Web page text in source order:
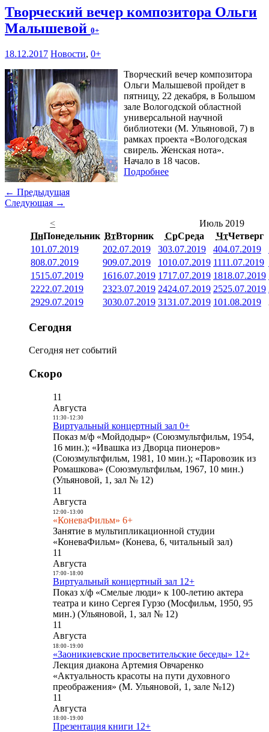
Творческий вечер композитора Ольги
Малышевой 0+
18.12.2017 Новости, 0+
Творческий вечер композитора
Ольги Малышевой пройдет в
пятницу, 22 декабря, в Большом
зале Вологодской областной
универсальной научной
библиотеки (М. Ульяновой, 7) в
рамках проекта «Вологодская
свирель. Женская нота».
Начало в 18 часов.
Подробнее
← Предыдущая
Следующая →
<
Июль 2019
ПнПонедельник ВтВторник СрСреда ЧтЧетверг
101.07.2019 202.07.2019 303.07.2019 404.07.2019
808.07.2019 909.07.2019 1010.07.2019 1111.07.2019
1515.07.2019 1616.07.2019 1717.07.2019 1818.07.2019
2222.07.2019 2323.07.2019 2424.07.2019 2525.07.2019
2929.07.2019 3030.07.2019 3131.07.2019 101.08.2019
Сегодня
Сегодня нет событий
Скоро
11
Августа
11:30- 12:30
Виртуальный концертный зал 0+
Показ м/ф «Мойдодыр» (Союзмультфильм, 1954,
16 мин.); «Ивашка из Дворца пионеров»
(Союзмультфильм, 1981, 10 мин.); «Паровозик из
Ромашкова» (Союзмультфильм, 1967, 10 мин.)
(Ульяновой, 1, зал № 12)
11
Августа
12:00- 13:00
«КоневаФильм» 6+
Занятие в мультипликационной студии
«КоневаФильм» (Конева, 6, читальный зал)
11
Августа
17:00- 18:00
Виртуальный концертный зал 12+
Показ х/ф «Смелые люди» к 100-летию актера
театра и кино Сергея Гурзо (Мосфильм, 1950, 95
мин.) (Ульяновой, 1, зал № 12)
11
Августа
18:00- 19:00
«Заоникиевские просветительские беседы» 12+
Лекция диакона Артемия Овчаренко
«Актуальность красоты на пути духовного
преображения» (М. Ульяновой, 1, зале №12)
11
Августа
18:00- 19:00
Презентация книги 12+